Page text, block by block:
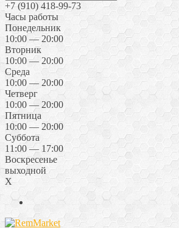
+7 (910) 418-99-73
Часы работы
Понедельник
10:00 — 20:00
Вторник
10:00 — 20:00
Среда
10:00 — 20:00
Четверг
10:00 — 20:00
Пятница
10:00 — 20:00
Суббота
11:00 — 17:00
Воскресенье
выходной
X